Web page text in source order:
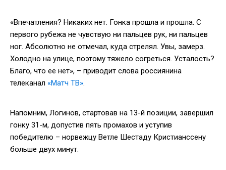
«Впечатления? Никаких нет. Гонка прошла и прошла. С
первого рубежа не чувствую ни пальцев рук, ни пальцев
ног. Абсолютно не отмечал, куда стрелял. Увы, замерз.
Холодно на улице, поэтому тяжело согреться. Усталость?
Благо, что ее нет», – приводит слова россиянина
телеканал «Матч ТВ».
Напомним, Логинов, стартовав на 13-й позиции, завершил
гонку 31-м, допустив пять промахов и уступив
победителю – норвежцу Ветле Шестаду Кристианссену
больше двух минут.